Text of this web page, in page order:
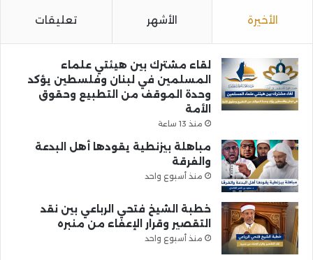
الأخيرة الأشهر تعليقات
لقاء مشترك بين هيئتي علماء
المسلمين في لبنان وفلسطين يؤكد
وحدة الموقف من التطبيع وحقوق
الأمة
منذ 13 ساعة
مباهلة بيزنطية يقودها أهل البدعة
والفرقة
منذ أسبوع واحد
خطبة الشيخ فتحي الرباعي بين نقد
التقصير وقرار الإعفاء من منبره
منذ أسبوع واحد